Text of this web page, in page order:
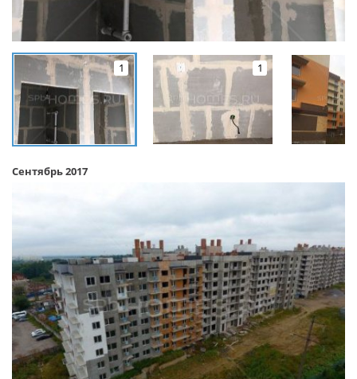
1 1
Сентябрь 2017